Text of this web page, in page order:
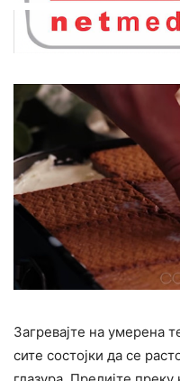
Загревајте на умерена
сите состојки да се